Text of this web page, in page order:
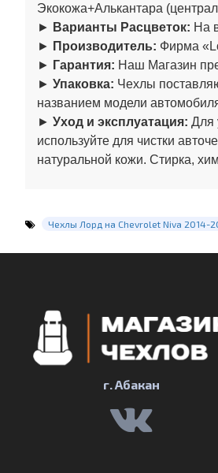
Экокожа+Алькантара
► Варианты Расцветок: На
► Производитель: Фирма
► Гарантия: Наш Магазин
► Упаковка: Чехлы
названием модели
► Уход и эксплуатация: Для
используйте для чистки
натуральной кожи. Стирка,
Чехлы Лорд на Chevrolet Niva 2014-
г. Абакан